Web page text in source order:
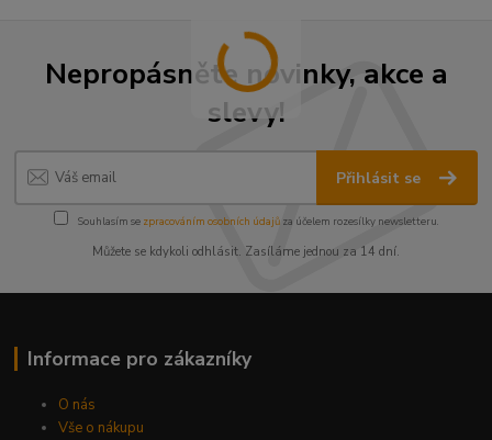
Nepropásněte novinky, akce a
slevy!
Přihlásit se
Souhlasím se zpracováním osobních údajůza účelem rozesílky newsletteru.
Můžete se kdykoli odhlásit. Zasíláme jednou za 14 dní.
Informace pro zákazníky
O nás
Vše o nákupu